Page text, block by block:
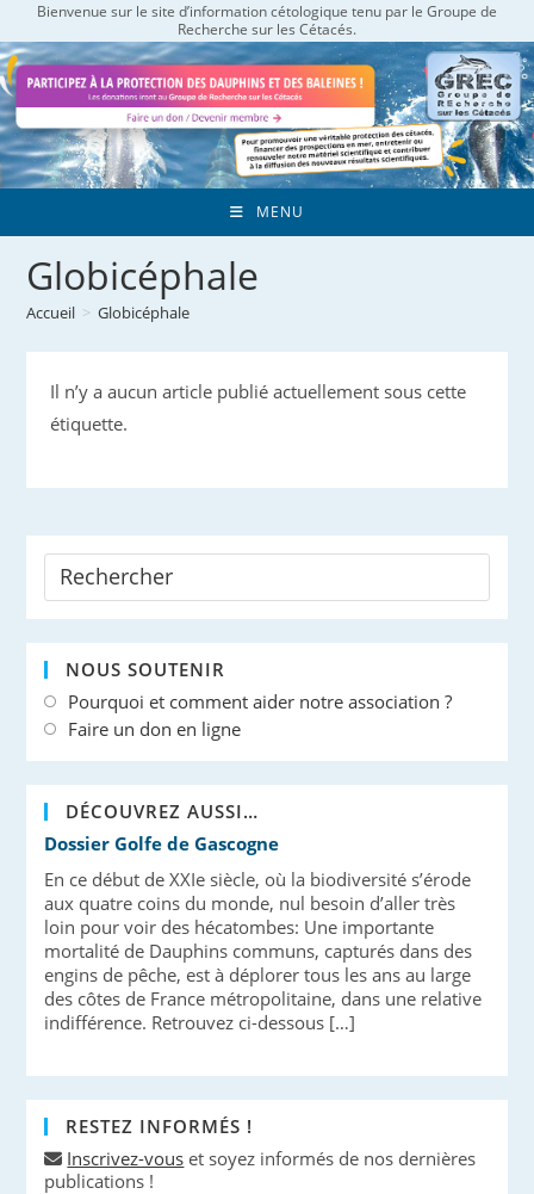
to
content
Bienvenue sur le site d’information cétologique tenu par le Groupe de
Recherche sur les Cétacés.
MENU
Globicéphale
Accueil > Globicéphale
Il n’y a aucun article publié actuellement sous cette
étiquette.
NOUS SOUTENIR
Pourquoi et comment aider notre association ?
Faire un don en ligne
DÉCOUVREZ AUSSI…
Dossier Golfe de Gascogne
En ce début de XXIe siècle, où la biodiversité s’érode
aux quatre coins du monde, nul besoin d’aller très
loin pour voir des hécatombes: Une importante
mortalité de Dauphins communs, capturés dans des
engins de pêche, est à déplorer tous les ans au large
des côtes de France métropolitaine, dans une relative
indifférence. Retrouvez ci-dessous […]
RESTEZ INFORMÉS !
Inscrivez-vous et soyez informés de nos dernières
publications !